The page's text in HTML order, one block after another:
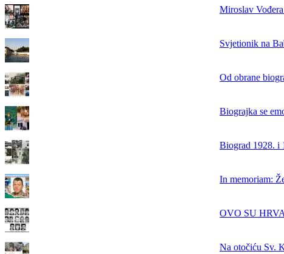
Miroslav
Svjetionik na
Od obrane
Biograjka se
Biograd 1928. i
In memoriam:
OVO SU
Na otočiću Sv.